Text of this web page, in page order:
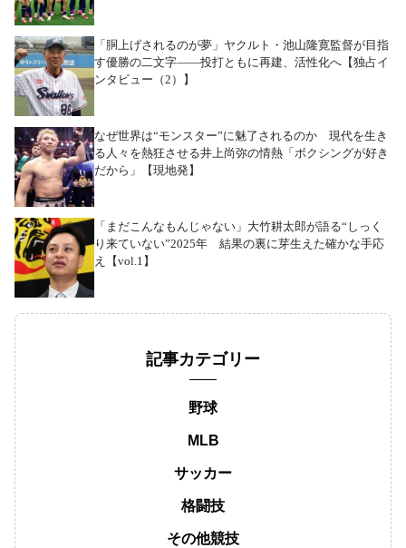
「胴上げされるのが夢」ヤクルト・池山隆寛監督が目指
す優勝の二文字――投打ともに再建、活性化へ【独占イ
ンタビュー（2）】
なぜ世界は“モンスター”に魅了されるのか 現代を生き
る人々を熱狂させる井上尚弥の情熱「ボクシングが好き
だから」【現地発】
「まだこんなもんじゃない」大竹耕太郎が語る“しっく
り来ていない”2025年 結果の裏に芽生えた確かな手応
え【vol.1】
記事カテゴリー
野球
MLB
サッカー
格闘技
その他競技